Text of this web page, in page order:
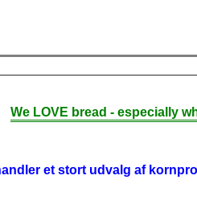
We LOVE bread - especially
et stort udvalg af